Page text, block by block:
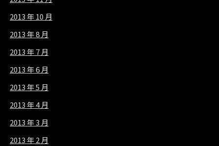
2013 年 10 月
2013 年 8 月
2013 年 7 月
2013 年 6 月
2013 年 5 月
2013 年 4 月
2013 年 3 月
2013 年 2 月